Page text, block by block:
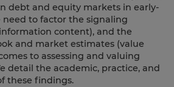
debt and equity markets in early-
to factor the signaling
content), and the
and market estimates (value
to assessing and valuing
detail the academic, practice, and
these findings.